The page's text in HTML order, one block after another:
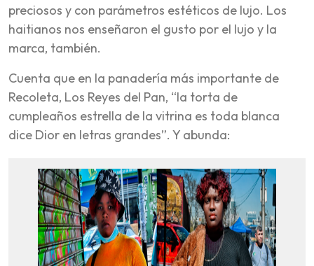
preciosos y con parámetros estéticos de lujo. Los
haitianos nos enseñaron el gusto por el lujo y la
marca, también.
Cuenta que en la panadería más importante de
Recoleta, Los Reyes del Pan, “la torta de
cumpleaños estrella de la vitrina es toda blanca
dice Dior en letras grandes”. Y abunda: